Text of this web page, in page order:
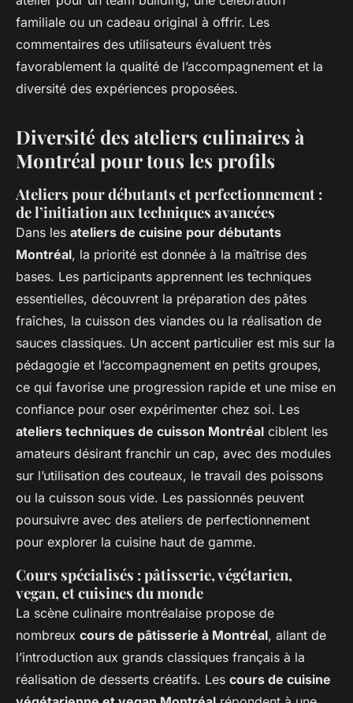
familiale ou un cadeau original à offrir. Les
commentaires des utilisateurs évaluent très
favorablement la qualité de l’accompagnement et la
diversité des expériences proposées.
Diversité des ateliers culinaires à
Montréal pour tous les profils
Ateliers pour débutants et perfectionnement :
de l’initiation aux techniques avancées
Dans les ateliers de cuisine pour débutants
Montréal, la priorité est donnée à la maîtrise des
bases. Les participants apprennent les techniques
essentielles, découvrent la préparation des pâtes
fraîches, la cuisson des viandes ou la réalisation de
sauces classiques. Un accent particulier est mis sur la
pédagogie et l’accompagnement en petits groupes,
ce qui favorise une progression rapide et une mise en
confiance pour oser expérimenter chez soi. Les
ateliers techniques de cuisson Montréal ciblent les
amateurs désirant franchir un cap, avec des modules
sur l’utilisation des couteaux, le travail des poissons
ou la cuisson sous vide. Les passionnés peuvent
poursuivre avec des ateliers de perfectionnement
pour explorer la cuisine haut de gamme.
Cours spécialisés : pâtisserie, végétarien,
vegan, et cuisines du monde
La scène culinaire montréalaise propose de
nombreux cours de pâtisserie à Montréal, allant de
l’introduction aux grands classiques français à la
réalisation de desserts créatifs. Les cours de cuisine